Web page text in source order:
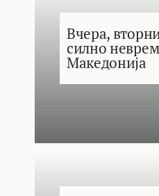
Вчера,
силно
Македонија